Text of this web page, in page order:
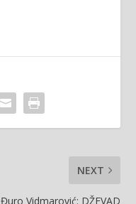
NEXT
Đuro Vidmarović: DŽEVAD